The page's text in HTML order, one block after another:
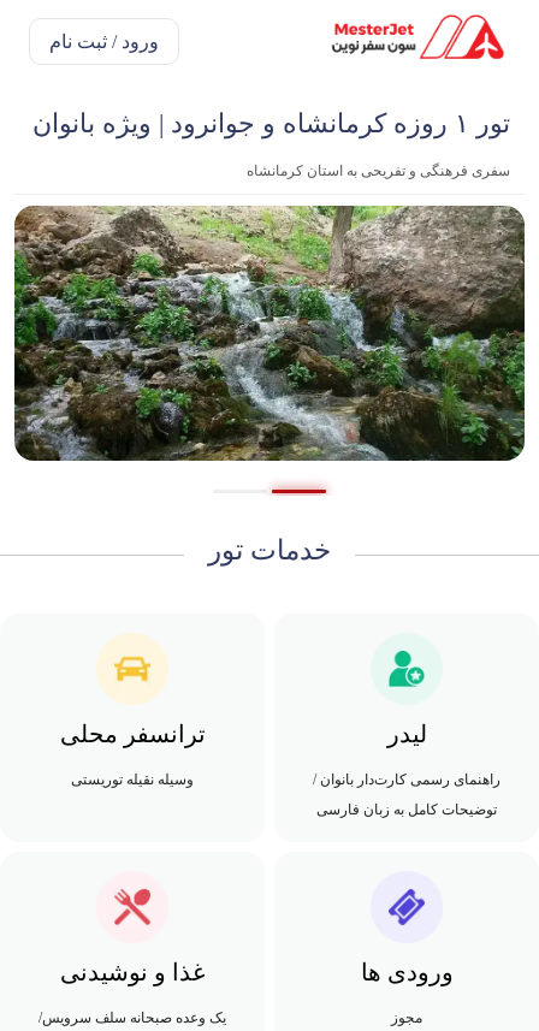
ورود / ثبت نام
تور ۱ روزه کرمانشاه و جوانرود | ویژه بانوان
سفری فرهنگی و تفریحی به استان کرمانشاه
خدمات تور
لیدر
راهنمای رسمی کارت‌دار بانوان /
توضیحات کامل به زبان فارسی
ترانسفر محلی
وسیله نقیله توریستی
ورودی ها
مجوز
غذا و نوشیدنی
یک وعده صبحانه سلف سرویس/